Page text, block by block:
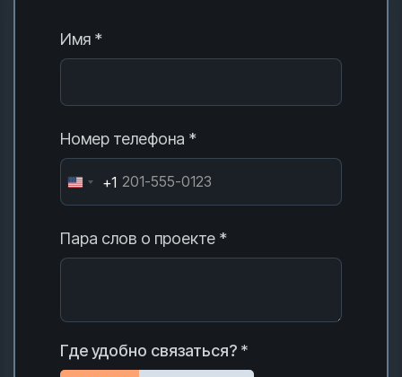
Имя *
Номер телефона *
+1
Пара слов о проекте *
Где удобно связаться? *